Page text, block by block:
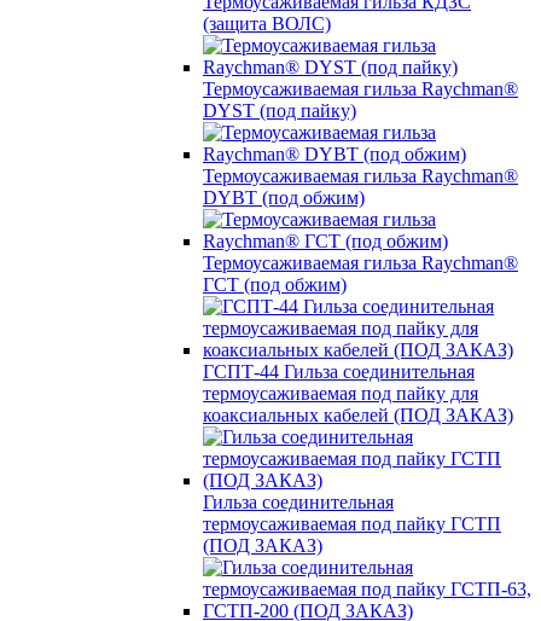
(защита ВОЛС)
Термоусаживаемая гильза Raychman®
DYST (под пайку)
Термоусаживаемая гильза Raychman®
DYBT (под обжим)
Термоусаживаемая гильза Raychman®
ГСТ (под обжим)
ГСПТ-44 Гильза соединительная
термоусаживаемая под пайку для
коаксиальных кабелей (ПОД ЗАКАЗ)
Гильза соединительная
термоусаживаемая под пайку ГСТП
(ПОД ЗАКАЗ)